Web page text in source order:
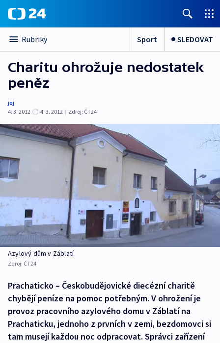
Rubriky Sport SLEDOVAT
Charitu ohrožuje nedostatek
peněz
joj
4. 3. 2012
4. 3. 2012 | Zdroj: ČT24
Azylový dům v Záblatí
Zdroj: ČT24
Prachaticko – Českobudějovické diecézní charitě
chybějí peníze na pomoc potřebným. V ohrožení je
provoz pracovního azylového domu v Záblatí na
Prachaticku, jednoho z prvních v zemi, bezdomovci si
tam musejí každou noc odpracovat. Správci zařízení